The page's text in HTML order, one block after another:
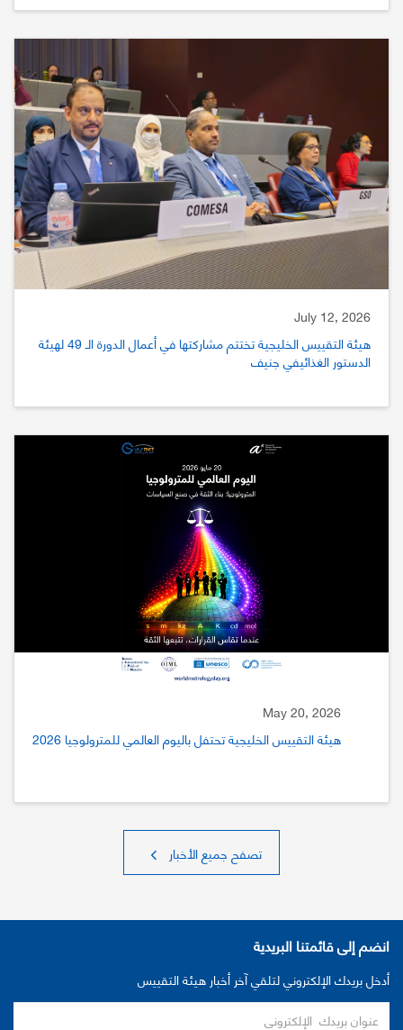
July 12, 2026
هيئة التقييس الخليجية تختتم مشاركتها في أعمال الدورة الـ 49 لهيئة
الدستور الغذائيفي جنيف
May 20, 2026
هيئة التقييس الخليجية تحتفل باليوم العالمي للمترولوجيا 2026
تصفح جميع الأخبار
انضم إلى قائمتنا البريدية
أدخل بريدك الإلكتروني لتلقي آخر أخبار هيئة التقييس